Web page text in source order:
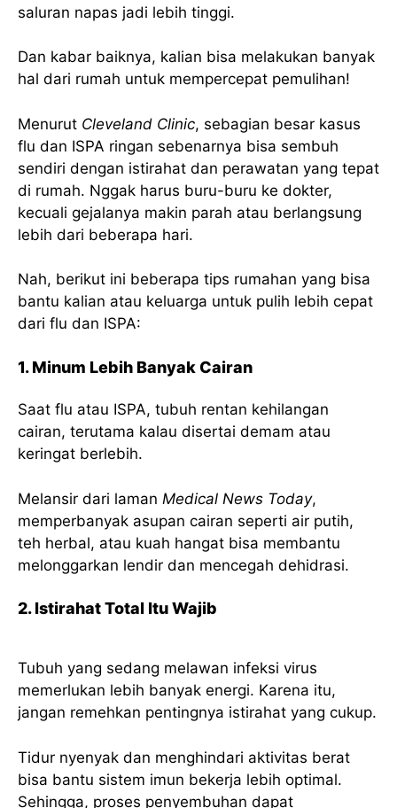
saluran napas jadi lebih tinggi.
Dan kabar baiknya, kalian bisa melakukan banyak
hal dari rumah untuk mempercepat pemulihan!
Menurut Cleveland Clinic, sebagian besar kasus
flu dan ISPA ringan sebenarnya bisa sembuh
sendiri dengan istirahat dan perawatan yang tepat
di rumah. Nggak harus buru-buru ke dokter,
kecuali gejalanya makin parah atau berlangsung
lebih dari beberapa hari.
Nah, berikut ini beberapa tips rumahan yang bisa
bantu kalian atau keluarga untuk pulih lebih cepat
dari flu dan ISPA:
1. Minum Lebih Banyak Cairan
Saat flu atau ISPA, tubuh rentan kehilangan
cairan, terutama kalau disertai demam atau
keringat berlebih.
Melansir dari laman Medical News Today,
memperbanyak asupan cairan seperti air putih,
teh herbal, atau kuah hangat bisa membantu
melonggarkan lendir dan mencegah dehidrasi.
2. Istirahat Total Itu Wajib
Tubuh yang sedang melawan infeksi virus
memerlukan lebih banyak energi. Karena itu,
jangan remehkan pentingnya istirahat yang cukup.
Tidur nyenyak dan menghindari aktivitas berat
bisa bantu sistem imun bekerja lebih optimal.
Sehingga, proses penyembuhan dapat